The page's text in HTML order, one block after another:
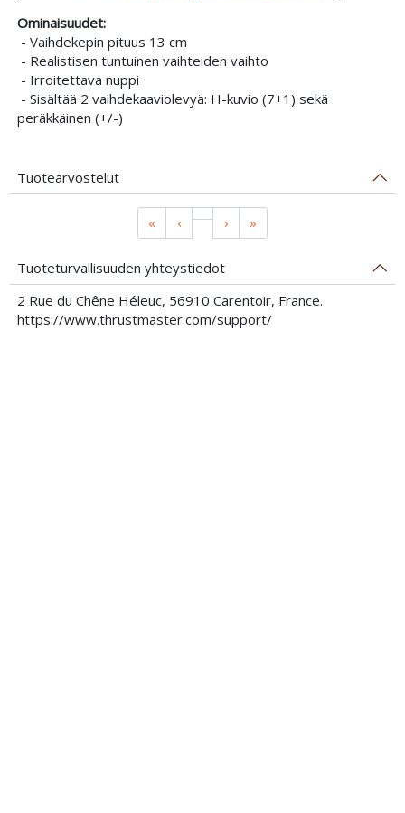
Ominaisuudet:
- Vaihdekepin pituus 13 cm
- Realistisen tuntuinen vaihteiden vaihto
- Irroitettava nuppi
- Sisältää 2 vaihdekaaviolevyä: H-kuvio (7+1) sekä
peräkkäinen (+/-)
Tuotearvostelut
« ‹ › »
Tuoteturvallisuuden yhteystiedot
2 Rue du Chêne Héleuc, 56910 Carentoir, France.
https://www.thrustmaster.com/support/